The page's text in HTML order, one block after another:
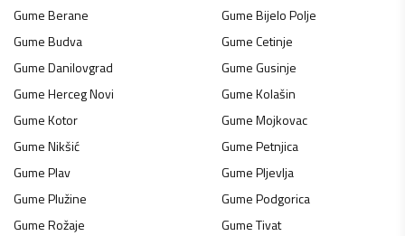
GumeBerane GumeBijelo Polje
GumeBudva GumeCetinje
GumeDanilovgrad GumeGusinje
GumeHerceg Novi GumeKolašin
GumeKotor GumeMojkovac
GumeNikšić GumePetnjica
GumePlav GumePljevlja
GumePlužine GumePodgorica
GumeRožaje GumeTivat